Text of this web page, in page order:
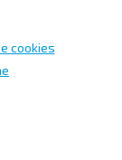
cookies